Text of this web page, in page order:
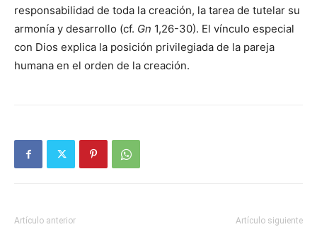
responsabilidad de toda la creación, la tarea de tutelar su
armonía y desarrollo (cf. Gn 1,26-30). El vínculo especial
con Dios explica la posición privilegiada de la pareja
humana en el orden de la creación.
Artículo anterior Artículo siguiente